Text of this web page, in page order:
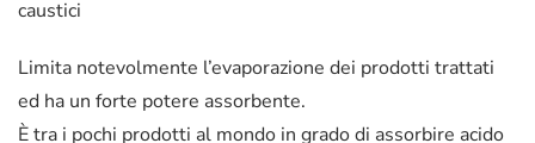
caustici
Limita notevolmente l’evaporazione dei prodotti trattati
ed ha un forte potere assorbente.
È tra i pochi prodotti al mondo in grado di assorbire acido